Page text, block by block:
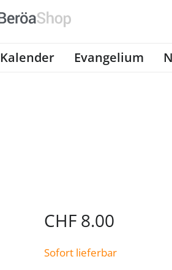
Kalender Evangelium
CHF 8.00
Sofort lieferbar